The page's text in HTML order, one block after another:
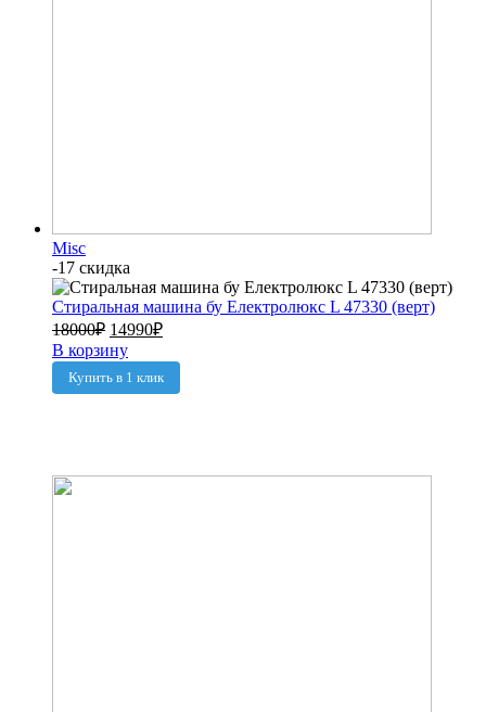
Misc
-17 скидка
Стиральная машина бу Електролюкс L 47330 (верт)
18000₽ 14990₽
В корзину
Купить в 1 клик